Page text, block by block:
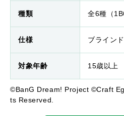
種類 全6種（
仕様 ブライン
対象年齢 15歳以上
©BanG Dream! Project ©Craft
ts Reserved.